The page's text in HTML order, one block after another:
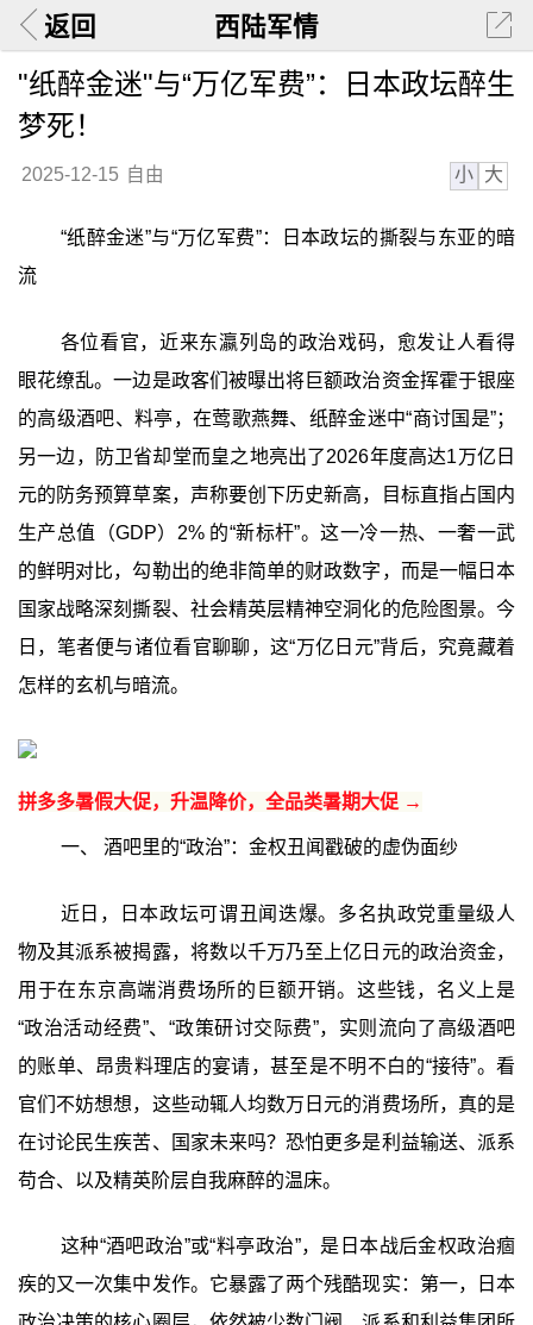
返回 西陆军情
"纸醉金迷"与“万亿军费”：日本政坛醉生
梦死！
2025-12-15 自由 小 大
“纸醉金迷”与“万亿军费”：日本政坛的撕裂与东亚的暗
流
各位看官，近来东瀛列岛的政治戏码，愈发让人看得
眼花缭乱。一边是政客们被曝出将巨额政治资金挥霍于银座
的高级酒吧、料亭，在莺歌燕舞、纸醉金迷中“商讨国是”；
另一边，防卫省却堂而皇之地亮出了2026年度高达1万亿日
元的防务预算草案，声称要创下历史新高，目标直指占国内
生产总值（GDP）‍2% 的“新标杆”。这一冷一热、一奢一武
的鲜明对比，勾勒出的绝非简单的财政数字，而是一幅日本
国家战略深刻撕裂、社会精英层精神空洞化的危险图景。今
日，笔者便与诸位看官聊聊，这“万亿日元”背后，究竟藏着
怎样的玄机与暗流。
拼多多暑假大促，升温降价，全品类暑期大促 →
一、 酒吧里的“政治”：金权丑闻戳破的虚伪面纱
近日，日本政坛可谓丑闻迭爆。多名执政党重量级人
物及其派系被揭露，将数以千万乃至上亿日元的政治资金，
用于在东京高端消费场所的巨额开销。这些钱，名义上是
“政治活动经费”、“政策研讨交际费”，实则流向了高级酒吧
的账单、昂贵料理店的宴请，甚至是不明不白的“接待”。看
官们不妨想想，这些动辄人均数万日元的消费场所，真的是
在讨论民生疾苦、国家未来吗？恐怕更多是利益输送、派系
苟合、以及精英阶层自我麻醉的温床。
这种“酒吧政治”或“料亭政治”，是日本战后金权政治痼
疾的又一次集中发作。它暴露了两个残酷现实：第一，日本